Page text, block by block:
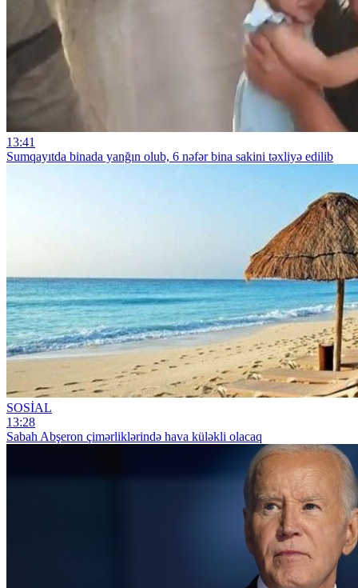
13:41
Sumqayıtda binada yanğın olub, 6 nəfər bina sakini təxliyə edilib
SOSİAL
13:28
Sabah Abşeron çimərliklərində hava küləkli olacaq